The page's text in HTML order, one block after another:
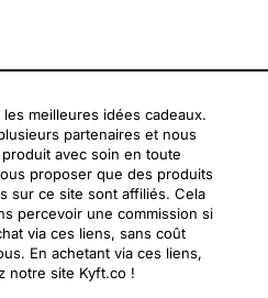
meilleures idées cadeaux.
partenaires et nous
avec soin en toute
proposer que des produits
sur ce site sont affiliés. Cela
percevoir une commission si
via ces liens, sans coût
En achetant via ces liens,
notre site Kyft.co !